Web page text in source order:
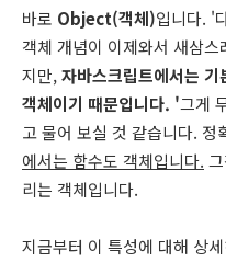
바로 Object(객체)입니다. '
객체 개념이 이제와서 새삼
지만,자바스크립트에서는
객체이기 때문입니다. '그게
고 물어 보실 것 같습니다. 정
에서는 함수도 객체입니다.
리는 객체입니다.
지금부터 이 특성에 대해 상